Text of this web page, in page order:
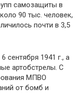
самозащиты в
90 тыс. человек,
почти в 3,5
1941 г., а
артобстрелы. С
МПВО
от бомб и